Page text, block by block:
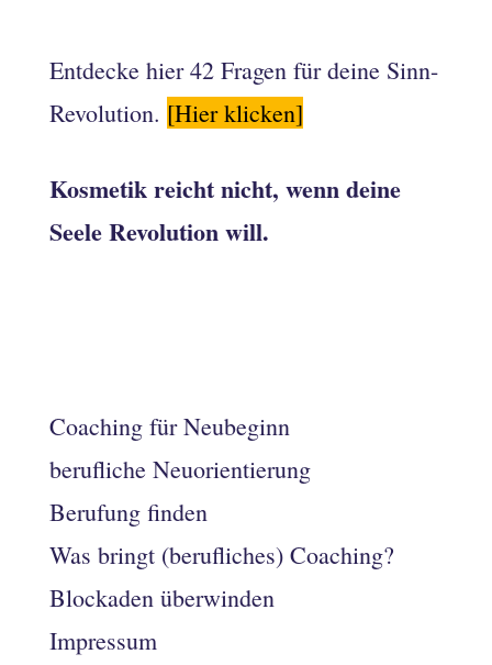
Entdecke hier 42 Fragen für deine Sinn-
Revolution. [Hier klicken]
Kosmetik reicht nicht, wenn deine
Seele Revolution will.
Coaching für Neubeginn
berufliche Neuorientierung
Berufung finden
Was bringt (berufliches) Coaching?
Blockaden überwinden
Impressum